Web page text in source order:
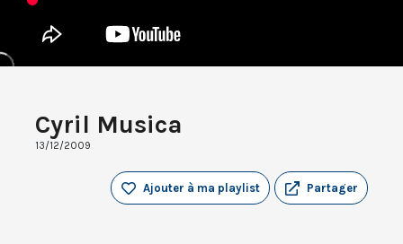
Cyril Musica
13/12/2009
Partager
Ajouter à ma playlist